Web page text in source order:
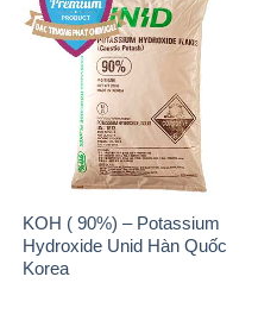
KOH ( 90%) – Potassium
Hydroxide Unid Hàn Quốc
Korea